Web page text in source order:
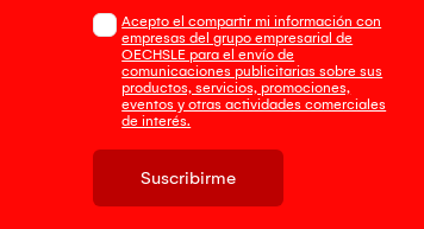
Acepto el compartir mi información con
empresas del grupo empresarial de
OECHSLE para el envío de
comunicaciones publicitarias sobre sus
productos, servicios, promociones,
eventos y otras actividades comerciales
de interés.
Suscribirme